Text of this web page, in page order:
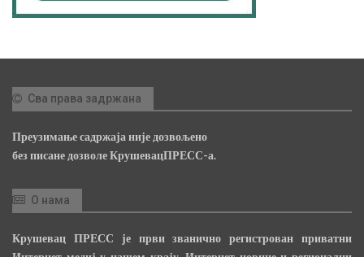
Сва права задржана
Преузимање садржаја није дозвољено
без писане дозволе КрушевацПРЕСС-а.
О нама
Крушевац ПРЕСС је први званично регистрован приватни